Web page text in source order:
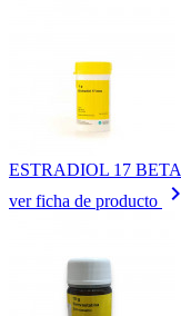
ESTRADIOL 17 BETA
ver ficha de producto
keyboard_arrow_right